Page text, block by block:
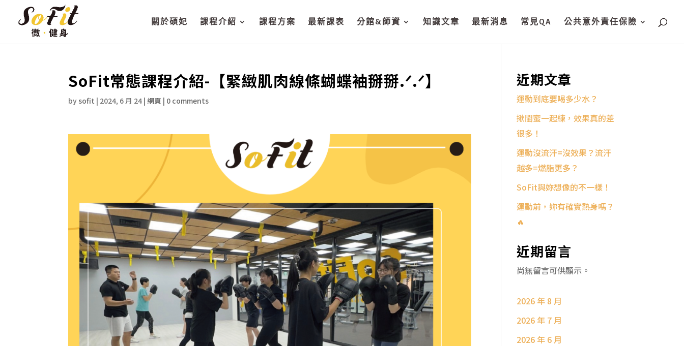
關於碩妃 課程介紹 課程方案 最新課表 分館&師資 知識文章 最新消息 常見QA 公共意外責任保險
SoFit常態課程介紹-【緊緻肌肉線條蝴蝶袖掰掰.ᐟ.ᐟ】
bysofit | 2024, 6 月 24 | 網頁 | 0 comments
近期文章
運動到底要喝多少水？
揪閨蜜一起練，效果真的差
很多！
運動沒流汗=沒效果？流汗
越多=燃脂更多？
SoFit與妳想像的不一樣！
運動前，妳有確實熱身嗎？
🔥
近期留言
尚無留言可供顯示。
2026 年 8 月
2026 年 7 月
2026 年 6 月